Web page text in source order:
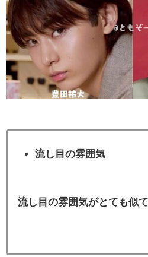
流し目の雰囲気
流し目の雰囲気がとても似て